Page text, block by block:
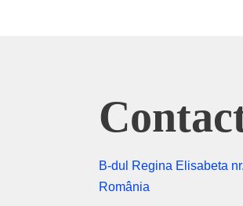
B-dul Regina Elisabeta
România